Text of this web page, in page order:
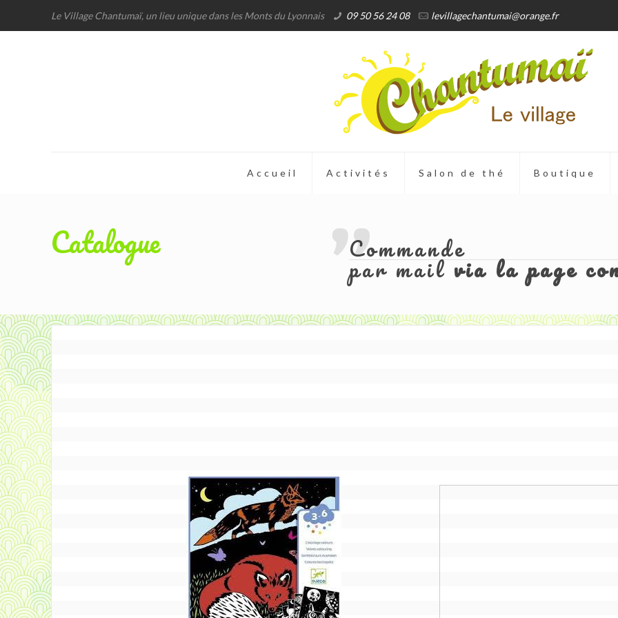
Le Village Chantumaï, un lieu unique dans les Monts du Lyonnais 09 50 56 24 08 levillagechantumai@orange.fr
Accueil Activités Salon de thé Boutique
Catalogue Commande
par mailvia la page